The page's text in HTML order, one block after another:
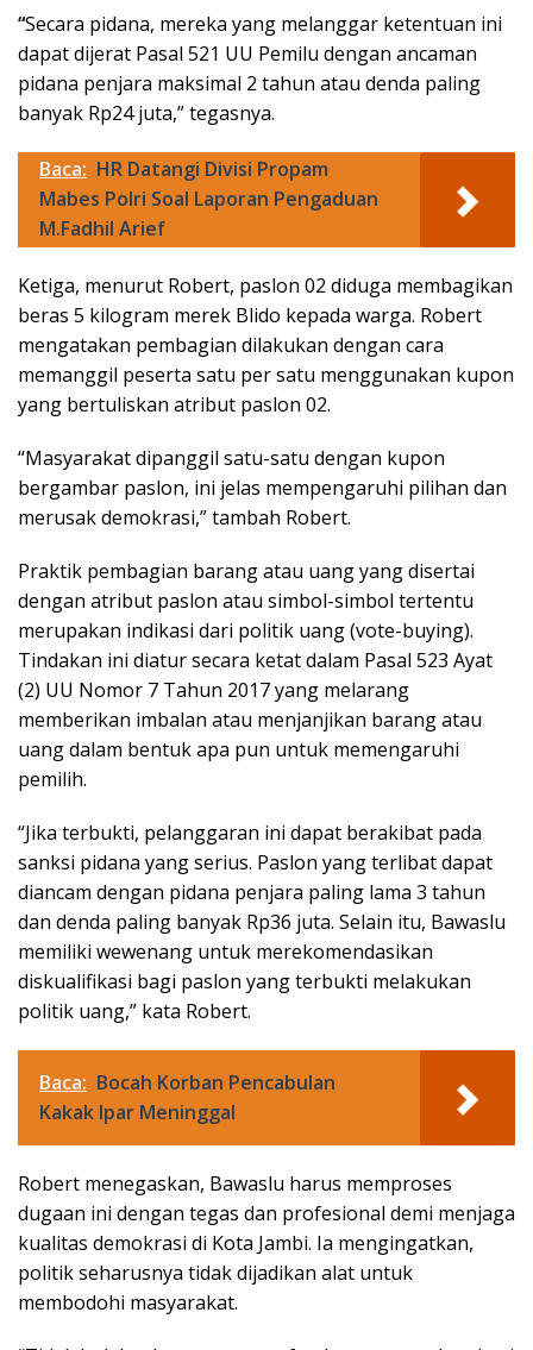
“Secara pidana, mereka yang melanggar ketentuan ini
dapat dijerat Pasal 521 UU Pemilu dengan ancaman
pidana penjara maksimal 2 tahun atau denda paling
banyak Rp24 juta,” tegasnya.
Baca: HR Datangi Divisi Propam
Mabes Polri Soal Laporan Pengaduan
M.Fadhil Arief
Ketiga, menurut Robert, paslon 02 diduga membagikan
beras 5 kilogram merek Blido kepada warga. Robert
mengatakan pembagian dilakukan dengan cara
memanggil peserta satu per satu menggunakan kupon
yang bertuliskan atribut paslon 02.
“Masyarakat dipanggil satu-satu dengan kupon
bergambar paslon, ini jelas mempengaruhi pilihan dan
merusak demokrasi,” tambah Robert.
Praktik pembagian barang atau uang yang disertai
dengan atribut paslon atau simbol-simbol tertentu
merupakan indikasi dari politik uang (vote-buying).
Tindakan ini diatur secara ketat dalam Pasal 523 Ayat
(2) UU Nomor 7 Tahun 2017 yang melarang
memberikan imbalan atau menjanjikan barang atau
uang dalam bentuk apa pun untuk memengaruhi
pemilih.
“Jika terbukti, pelanggaran ini dapat berakibat pada
sanksi pidana yang serius. Paslon yang terlibat dapat
diancam dengan pidana penjara paling lama 3 tahun
dan denda paling banyak Rp36 juta. Selain itu, Bawaslu
memiliki wewenang untuk merekomendasikan
diskualifikasi bagi paslon yang terbukti melakukan
politik uang,” kata Robert.
Baca: Bocah Korban Pencabulan
Kakak Ipar Meninggal
Robert menegaskan, Bawaslu harus memproses
dugaan ini dengan tegas dan profesional demi menjaga
kualitas demokrasi di Kota Jambi. Ia mengingatkan,
politik seharusnya tidak dijadikan alat untuk
membodohi masyarakat.